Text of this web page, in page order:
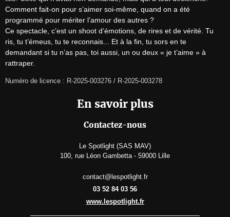
Comment fait-on pour s’aimer soi-même, quand on a été
programmé pour mériter l’amour des autres ?
Ce spectacle, c’est un shoot d’émotions, de rires et de vérité. Tu
ris, tu t’émeus, tu te reconnais... Et à la fin, tu sors en te
demandant si tu n’as pas, toi aussi, un ou deux « je t’aime » à
rattraper.
Numéro de licence : R-2025-003276 / R-2025-003278
En savoir plus
Contactez-nous
Le Spotlight (SAS MAV)
100, rue Léon Gambetta - 59000 Lille
contact@lespotlight.fr
03 52 84 03 56
www.lespotlight.fr